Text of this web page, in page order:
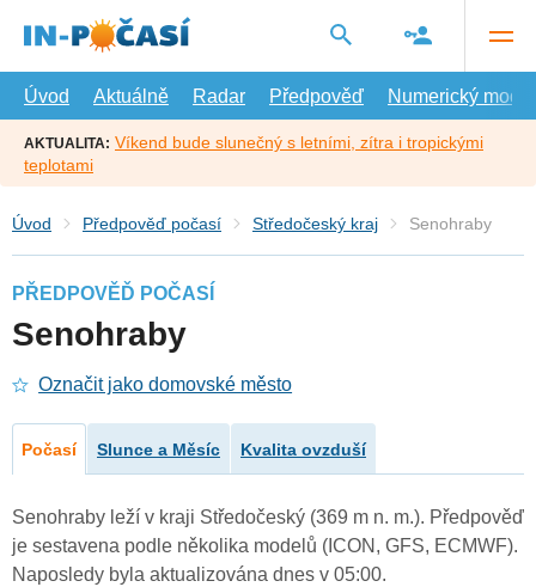
hlavní
Úvod
Aktuálně Radar Předpověď Numerický model
AKTUALITA: Víkend bude slunečný s letními, zítra i tropickými
teplotami
Úvod Předpověď počasí Středočeský kraj Senohraby
PŘEDPOVĚĎ POČASÍ
Senohraby
Označit jako domovské město
Počasí Slunce a Měsíc Kvalita ovzduší
Senohraby leží v kraji Středočeský (369 m n. m.). Předpověď
je sestavena podle několika modelů (ICON, GFS, ECMWF).
Naposledy byla aktualizována dnes v 05:00.